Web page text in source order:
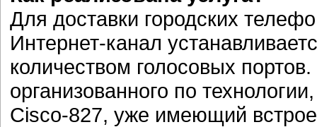
Для доставки городских
Интернет-канал
количеством голосовых
организованного по
Cisco-827, уже имеющий